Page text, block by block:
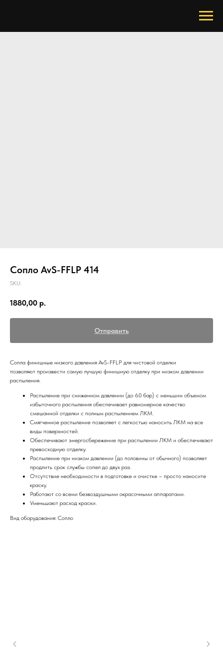
Сопло AvS-FFLP 414
SKU:
1880,00 р.
Отправить
Сопла финишные низкого давления AvS-FFLP для чистовой отделки
позволяют произвести самую лучшую финишную отделку при низком давлении
распыления.
Распыление при сниженном давлении (до 60 бар) с меньшим объемом
избыточного распыления обеспечивает равномерное качество
смешанной отделки с полным распылением ЛКМ.
Смягченное распыление позволяет с легкостью наносить ЛКМ на все
виды поверхностей.
Обеспечивают энергосбережение при распылении ЛКМ и обеспечивают
превосходную отделку.
Распыление при низком давлении (до половины от обычного) позволяет
продлить срок службы сопел до двух раз.
Отсутствие необходимости в подготовке и очистке – просто наносите
краску.
Работают со всеми безвоздушными окрасочными аппаратами.
Уменьшают расход краски.
Вид оборудования: Сопло